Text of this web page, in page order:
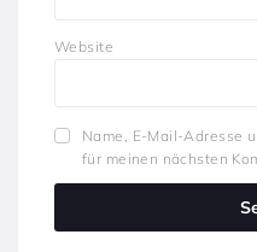
Website
Name, E-Mail-Adresse
für meinen nächsten